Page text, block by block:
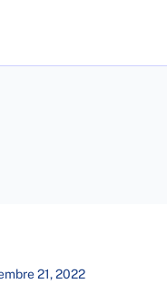
21, 2022